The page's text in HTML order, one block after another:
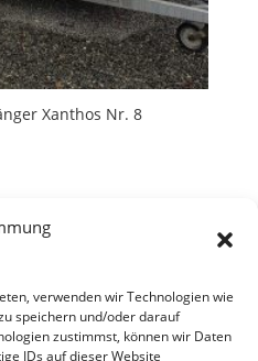
verwenden wir Technologien wie
speichern und/oder darauf
zustimmst, können wir Daten
IDs auf dieser Website
Xanthos Nr. 8